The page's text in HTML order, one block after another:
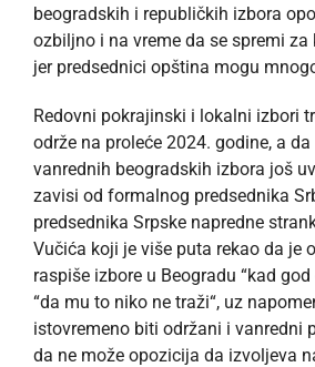
beogradskih i republičkih izbora
ozbiljno i na vreme da se spremi
jer predsednici opština mogu
Redovni pokrajinski i lokalni izbori
održe na proleće 2024. godine, a
vanrednih beogradskih izbora još
zavisi od formalnog predsednika
predsednika Srpske napredne
Vučića koji je više puta rekao da je
raspiše izbore u Beogradu “kad
“da mu to niko ne traži“, uz
istovremeno biti održani i vanredni
da ne može opozicija da izvoljeva